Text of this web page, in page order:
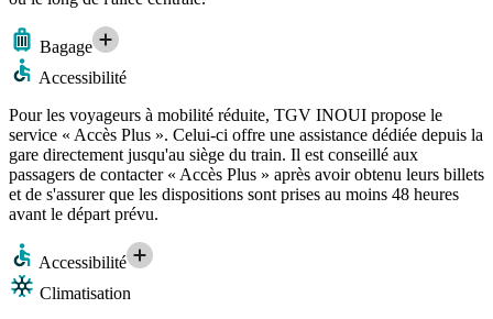
Bagage
Accessibilité
Pour les voyageurs à mobilité réduite, TGV INOUI propose le
service « Accès Plus ». Celui-ci offre une assistance dédiée depuis la
gare directement jusqu'au siège du train. Il est conseillé aux
passagers de contacter « Accès Plus » après avoir obtenu leurs billets
et de s'assurer que les dispositions sont prises au moins 48 heures
avant le départ prévu.
Accessibilité
Climatisation